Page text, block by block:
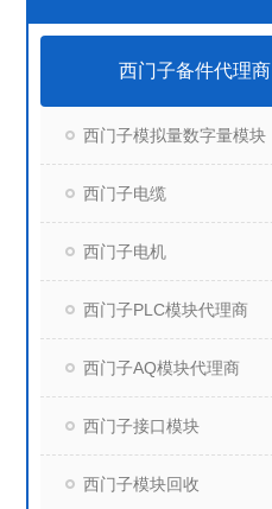
西门子备件代理商
西门子模拟量数字量模块
西门子电缆
西门子电机
西门子PLC模块代理商
西门子AQ模块代理商
西门子接口模块
西门子模块回收